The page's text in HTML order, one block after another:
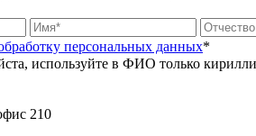
персональных данных*
используйте в ФИО только
210